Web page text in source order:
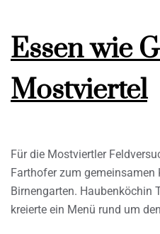
Essen wie
Mostviertel
Für die Mostviertler
Farthofer zum gemeinsamen
Birnengarten. Haubenköchin
kreierte ein Menü rund um